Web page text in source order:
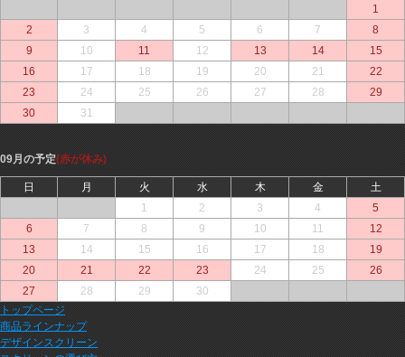
1
2
3 4 5 6 7
8
9
10 11 12 13 14
15
16
17 18 19 20 21
22
23
24 25 26 27 28
29
30
31
09月の予定(赤が休み)
日 月 火 水 木 金
土
1 2 3 4
5
6
7 8 9 10 11
12
13
14 15 16 17 18
19
20
21 22 23 24 25
26
27
28 29 30
トップページ
商品ラインナップ
デザインスクリーン